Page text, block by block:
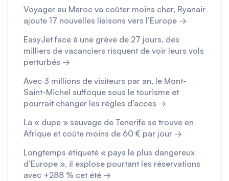
Voyager au Maroc va coûter moins cher, Ryanair
ajoute 17 nouvelles liaisons vers l’Europe →
EasyJet face à une grève de 27 jours, des
milliers de vacanciers risquent de voir leurs vols
perturbés →
Avec 3 millions de visiteurs par an, le Mont-
Saint-Michel suffoque sous le tourisme et
pourrait changer les règles d’accès →
La « dupe » sauvage de Tenerife se trouve en
Afrique et coûte moins de 60 € par jour →
Longtemps étiqueté « pays le plus dangereux
d’Europe », il explose pourtant les réservations
avec +288 % cet été →